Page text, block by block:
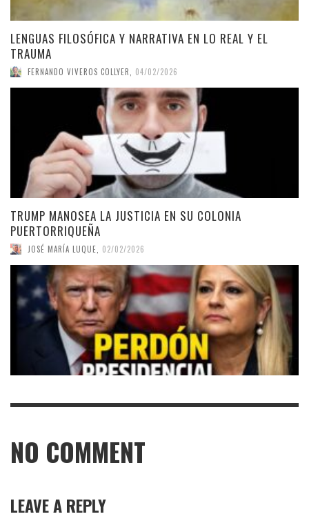
LENGUAS FILOSÓFICA Y NARRATIVA EN LO REAL Y EL
TRAUMA
FERNANDO VIVEROS COLLYER 04/02/2026
TRUMP MANOSEA LA JUSTICIA EN SU COLONIA
PUERTORRIQUEÑA
JOSÉ MARÍA LUQUE 02/02/2026
NO COMMENT
LEAVE A REPLY